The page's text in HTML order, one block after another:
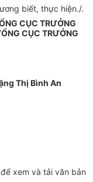
biết, thực hiện./.
CỤC TRƯỞNG
CỤC TRƯỞNG
Thị Bình An
để xem và tải văn bản